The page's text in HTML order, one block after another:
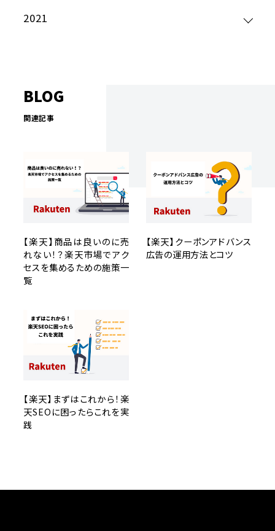
2021
BLOG
関連記事
【楽天】商品は良いのに売
れない！？楽天市場でアク
セスを集めるための施策一
覧
【楽天】クーポンアドバンス
広告の運用方法とコツ
【楽天】まずはこれから！楽
天SEOに困ったらこれを実
践